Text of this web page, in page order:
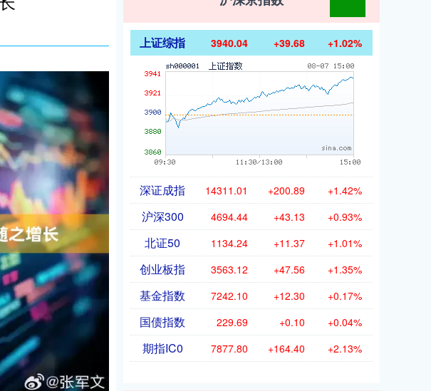
上证综指 3940.04 +39.68 +1.02%
深证成指 14311.01 +200.89 +1.42%
沪深300 4694.44 +43.13 +0.93%
北证50 1134.24 +11.37 +1.01%
创业板指 3563.12 +47.56 +1.35%
基金指数 7242.10 +12.30 +0.17%
国债指数 229.69 +0.10 +0.04%
期指IC0 7877.80 +164.40 +2.13%